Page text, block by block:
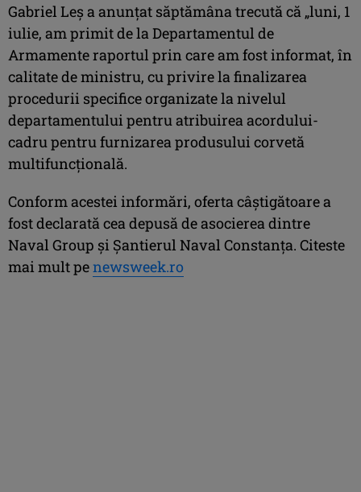
Gabriel Leș a anunțat săptămâna trecută că „luni, 1
iulie, am primit de la Departamentul de
Armamente raportul prin care am fost informat, în
calitate de ministru, cu privire la finalizarea
procedurii specifice organizate la nivelul
departamentului pentru atribuirea acordului-
cadru pentru furnizarea produsului corvetă
multifuncțională.
Conform acestei informări, oferta câştigătoare a
fost declarată cea depusă de asocierea dintre
Naval Group şi Șantierul Naval Constanţa. Citeste
mai mult penewsweek.ro